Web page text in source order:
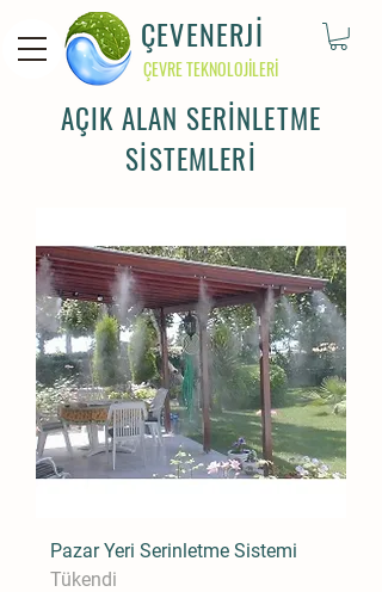
ÇEVENERJİ
ÇEVRE TEKNOLOJİLERİ
AÇIK ALAN SERİNLETME
SİSTEMLERİ
Pazar Yeri Serinletme Sistemi
Tükendi